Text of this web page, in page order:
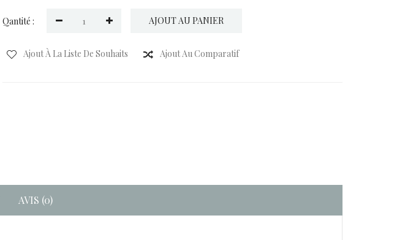
Qantité : AJOUT AU PANIER
Ajout À La Liste De Souhaits Ajout Au Comparatif
AVIS (0)